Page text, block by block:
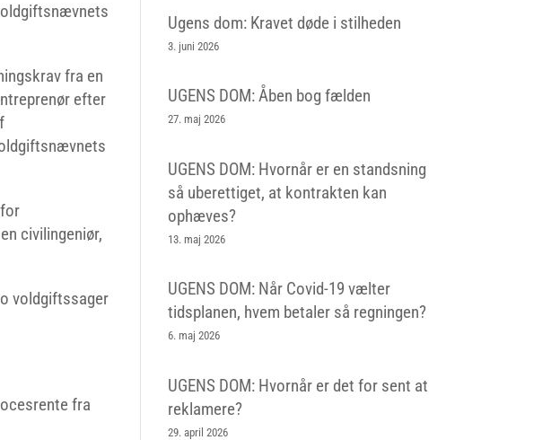
fra en
efter
civilingeniør,
voldgiftssager
fra
Ugens dom: Kravet døde i stilheden
3. juni 2026
UGENS DOM: Åben bog fælden
27. maj 2026
UGENS DOM: Hvornår er en standsning
så uberettiget, at kontrakten kan
ophæves?
13. maj 2026
UGENS DOM: Når Covid-19 vælter
tidsplanen, hvem betaler så regningen?
6. maj 2026
UGENS DOM: Hvornår er det for sent at
reklamere?
29. april 2026